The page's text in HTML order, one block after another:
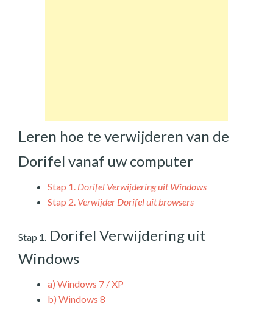
Leren hoe te verwijderen van de
Dorifel vanaf uw computer
Stap 1. Dorifel Verwijdering uit Windows
Stap 2. Verwijder Dorifel uit browsers
Stap 1. Dorifel Verwijdering uit
Windows
a) Windows 7 / XP
b) Windows 8